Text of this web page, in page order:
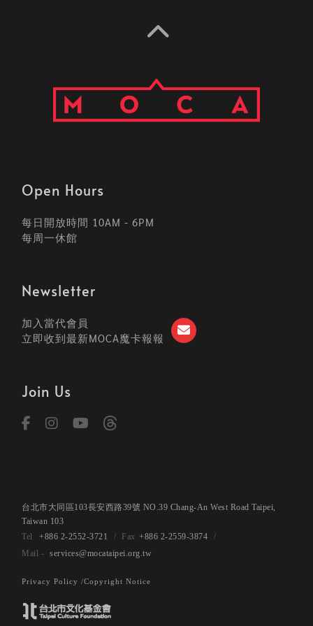
Open Hours
每日開放時間 10AM - 6PM
每周一休館
Newsletter
加入當代會員
立即收到最新MOCA魔卡報報
Join Us
台北市大同區103長安西路39號 NO.39 Chang-An West Road Taipei,
Taiwan 103
+886 2-2552-3721
+886 2-2559-3874
services@mocataipei.org.tw
Privacy Policy /Copyright Notice